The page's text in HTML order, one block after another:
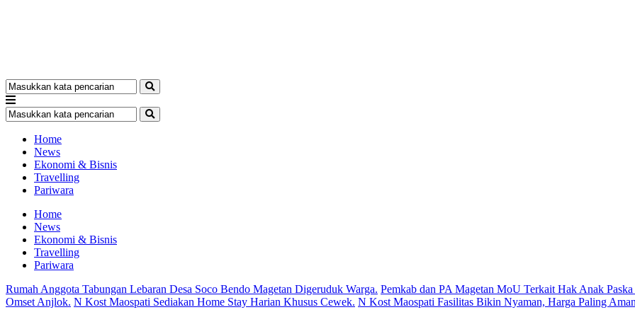
Home
News
Ekonomi & Bisnis
Travelling
Pariwara
Home
News
Ekonomi & Bisnis
Travelling
Pariwara
Rumah Anggota Tabungan Lebaran Desa Soco Bendo Magetan Digeruduk Warga. Pemkab dan PA Magetan MoU Terkait Hak Anak Paska
Omset Anjlok. N Kost Maospati Sediakan Home Stay Harian Khusus Cewek. N Kost Maospati Fasilitas Bikin Nyaman, Harga Paling